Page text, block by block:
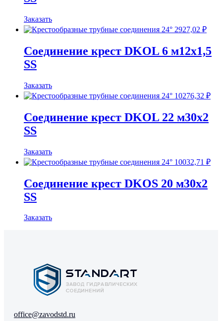
Заказать
2927,02 ₽
Соединение крест DKOL 6 м12х1,5
SS
Заказать
10276,32 ₽
Соединение крест DKOL 22 м30х2
SS
Заказать
10032,71 ₽
Соединение крест DKOS 20 м30х2
SS
Заказать
office@zavodstd.ru